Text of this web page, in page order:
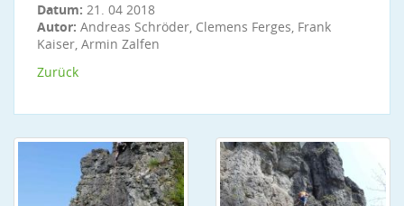
Datum: 21. 04 2018
Autor: Andreas Schröder, Clemens Ferges, Frank
Kaiser, Armin Zalfen
Zurück